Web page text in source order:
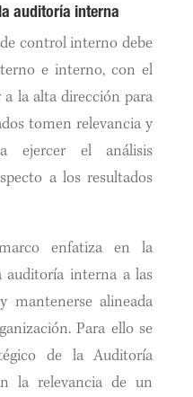
auditoría interna
control interno debe
e interno, con el
la alta dirección para
tomen relevancia y
ejercer el análisis
a los resultados
enfatiza en la
auditoría interna a las
mantenerse alineada
Para ello se
de la Auditoría
la relevancia de un